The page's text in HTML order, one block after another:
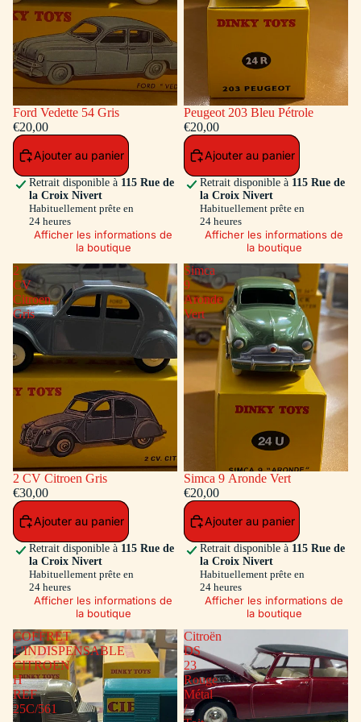
Ford Vedette 54 Gris
€20,00
Ajouter au panier
Retrait disponible à 115 Rue de
la Croix Nivert
Habituellement prête en
24 heures
Afficher les informations de
la boutique
Peugeot 203 Bleu Pétrole
€20,00
Ajouter au panier
Retrait disponible à 115 Rue de
la Croix Nivert
Habituellement prête en
24 heures
Afficher les informations de
la boutique
2
CV
Citroen
Gris
2 CV Citroen Gris
€30,00
Ajouter au panier
Retrait disponible à 115 Rue de
la Croix Nivert
Habituellement prête en
24 heures
Afficher les informations de
la boutique
Simca
9
Aronde
Vert
Simca 9 Aronde Vert
€20,00
Ajouter au panier
Retrait disponible à 115 Rue de
la Croix Nivert
Habituellement prête en
24 heures
Afficher les informations de
la boutique
COFFRET
L'INDISPENSABLE
CITROEN
H
REF
25C/561
Citroën
DS
23
Rouge
Métal
/